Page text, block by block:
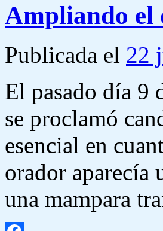
Ampliando el
Publicada el 22
El pasado día 9
se proclamó
esencial en
orador aparecía
una mampara